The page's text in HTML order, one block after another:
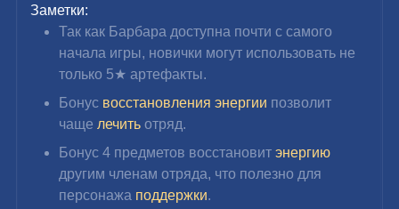
Заметки:
Так как Барбара доступна почти с самого
начала игры, новички могут использовать не
только 5★ артефакты.
Бонус восстановления энергии позволит
чаще лечить отряд.
Бонус 4 предметов восстановит энергию
другим членам отряда, что полезно для
персонажа поддержки.